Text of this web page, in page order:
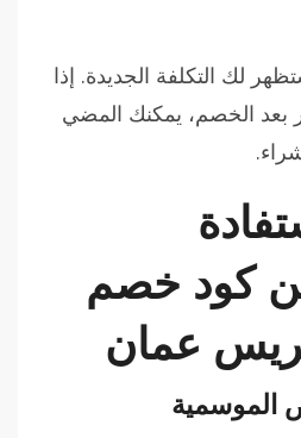
لك التكلفة الجديدة. إذا
الخصم، يمكنك المضي
كود خصم
عمان
الموسمية